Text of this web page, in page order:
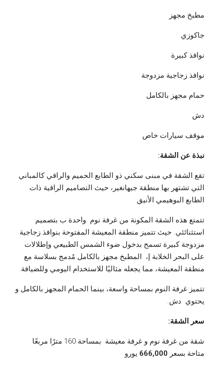
مطبخ مجهز
جاكوزي
نوافذ كبيرة
نوافذ زجاجية مزدوجة
حمام مجهز بالكامل
دش
موقف سيارات خاص
نبذة عن الشقة:
تقع الشقة في مبنى سكني ذو الطابع الحميم والراقي كالمباني
التي تشتهر بها منطقة جيهانغير، حيث التصاميم الراقية ذات
الطابع البوهيمي الأنيق
تتمتع هذه الشقة المكونة من غرفة نوم واحدة ب بتصميم
استثنائئي. حيث تتميز منطقة المعيشة المفتوحة بنوافذ زجاجية
مزدوجة كبيرة تسمح بدخول ضوء الشمس الطبيعي وإطلالات
على البحر الخلابة إ، المطبخ مجهز بالكامل مُدمج بسلاسة مع
منطقة المعيشة، مما يجعله مثاليًا للاستخدام اليومي وللضيافة.
تتميز غرفة النوم بمساحة واسعة، بينما الحمام المجهز بالكامل و
يحتوي دش.
سعر الشقة:
شقة من غرفة نوم و غرفة معيشة بمساحة 160 مترًا مربعًا
متاحة بسعر 666,000 يورو